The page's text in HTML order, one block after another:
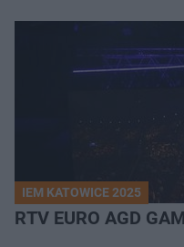
IEM KATOWICE 2025
RTV EURO AGD